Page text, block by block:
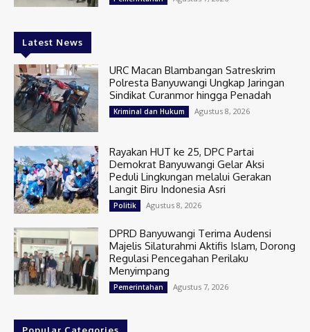
Latest News
URC Macan Blambangan Satreskrim
Polresta Banyuwangi Ungkap Jaringan
Sindikat Curanmor hingga Penadah
Kriminal dan Hukum Agustus 8, 2026
Rayakan HUT ke 25, DPC Partai
Demokrat Banyuwangi Gelar Aksi
Peduli Lingkungan melalui Gerakan
Langit Biru Indonesia Asri
Politik Agustus 8, 2026
DPRD Banyuwangi Terima Audensi
Majelis Silaturahmi Aktifis Islam, Dorong
Regulasi Pencegahan Perilaku
Menyimpang
Pemerintahan Agustus 7, 2026